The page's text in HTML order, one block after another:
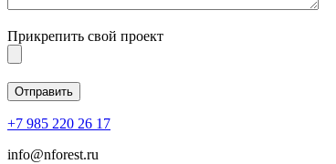
Прикрепить свой проект
+7 985 220 26 17
info@nforest.ru